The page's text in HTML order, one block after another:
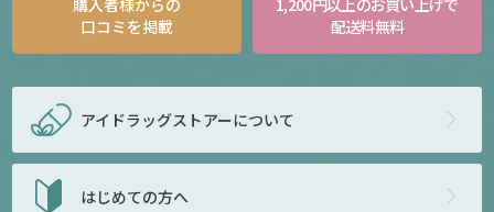
口コミを掲載
配送料無料
アイドラッグストアーについて
はじめての方へ